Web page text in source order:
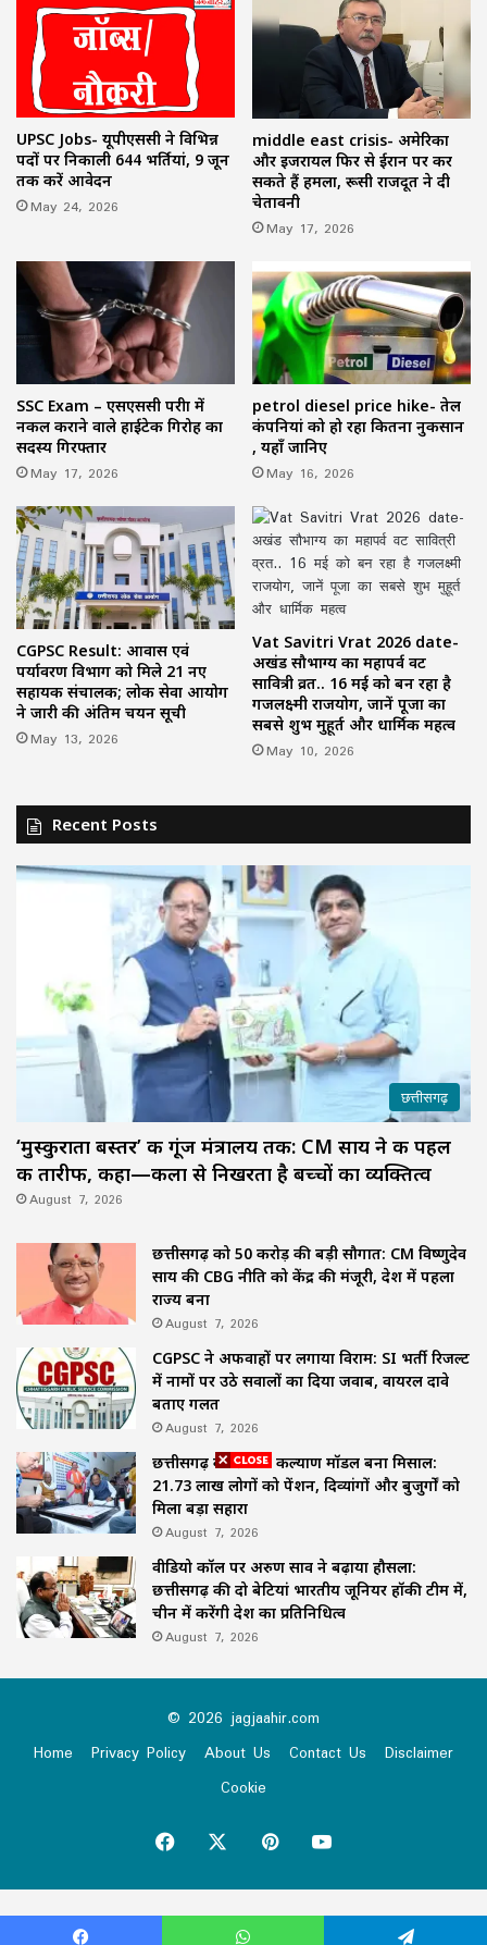
UPSC Jobs- यूपीएससी ने विभिन्न
पदों पर निकाली 644 भर्तियां, 9 जून
तक करें आवेदन
May 24, 2026
middle east crisis- अमेरिका
और इजरायल फिर से ईरान पर कर
सकते हैं हमला, रूसी राजदूत ने दी
चेतावनी
May 17, 2026
SSC Exam – एसएससी परीक्षा में
नकल कराने वाले हाईटेक गिरोह का
सदस्य गिरफ्तार
May 17, 2026
petrol diesel price hike- तेल
कंपनियां को हो रहा कितना नुकसान
, यहाँ जानिए
May 16, 2026
CGPSC Result: आवास एवं
पर्यावरण विभाग को मिले 21 नए
सहायक संचालक; लोक सेवा आयोग
ने जारी की अंतिम चयन सूची
May 13, 2026
Vat Savitri Vrat 2026 date-
अखंड सौभाग्य का महापर्व वट
सावित्री व्रत.. 16 मई को बन रहा है
गजलक्ष्मी राजयोग, जानें पूजा का
सबसे शुभ मुहूर्त और धार्मिक महत्व
May 10, 2026
Recent Posts
छत्तीसगढ़
‘मुस्कुराता बस्तर’ की गूंज मंत्रालय तक: CM साय ने की पहल
की तारीफ, कहा—कला से निखरता है बच्चों का व्यक्तित्व
August 7, 2026
छत्तीसगढ़ को 50 करोड़ की बड़ी सौगात: CM विष्णुदेव
साय की CBG नीति को केंद्र की मंजूरी, देश में पहला
राज्य बना
August 7, 2026
CGPSC ने अफवाहों पर लगाया विराम: SI भर्ती रिजल्ट
में नामों पर उठे सवालों का दिया जवाब, वायरल दावे
बताए गलत
August 7, 2026
छत्तीसगढ़ का समाज कल्याण मॉडल बना मिसाल:
21.73 लाख लोगों को पेंशन, दिव्यांगों और बुजुर्गों को
मिला बड़ा सहारा
August 7, 2026
वीडियो कॉल पर अरुण साव ने बढ़ाया हौसला:
छत्तीसगढ़ की दो बेटियां भारतीय जूनियर हॉकी टीम में,
चीन में करेंगी देश का प्रतिनिधित्व
August 7, 2026
© 2026 jagjaahir.com
Home
Privacy Policy About Us Contact Us
Disclaimer
Cookie
Facebook PinterestYouTube